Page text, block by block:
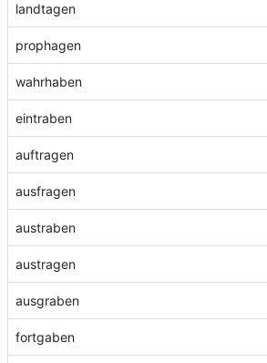
landtagen
prophagen
wahrhaben
eintraben
auftragen
ausfragen
austraben
austragen
ausgraben
fortgaben